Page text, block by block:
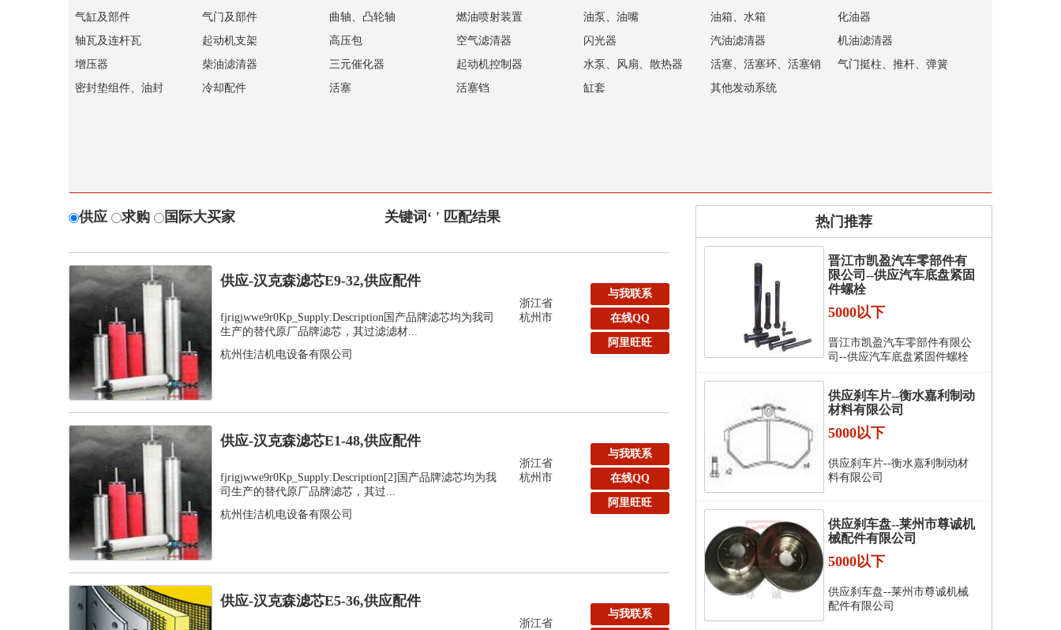
气缸及部件
气门及部件 曲轴、凸轮轴 燃油喷射装置 油泵、油嘴 油箱、水箱
化油器
轴瓦及连杆瓦
起动机支架 高压包 空气滤清器 闪光器 汽油滤清器
机油滤清器
增压器
柴油滤清器 三元催化器 起动机控制器 水泵、风扇、散热器 活塞、活塞环、活塞销
气门挺柱、推杆、弹簧
密封垫组件、油封
冷却配件 活塞 活塞铛 缸套 其他发动系统
供应 求购 国际大买家 关键词‘ ' 匹配结果
供应-汉克森滤芯E9-32,供应配件
fjrigjwwe9r0Kp_Supply:Description国产品牌滤芯均为我司
生产的替代原厂品牌滤芯，其过滤滤材...
杭州佳洁机电设备有限公司
浙江省
杭州市
与我联系
在线QQ
阿里旺旺
供应-汉克森滤芯E1-48,供应配件
fjrigjwwe9r0Kp_Supply:Description[2]国产品牌滤芯均为我
司生产的替代原厂品牌滤芯，其过...
杭州佳洁机电设备有限公司
浙江省
杭州市
与我联系
在线QQ
阿里旺旺
供应-汉克森滤芯E5-36,供应配件
浙江省
与我联系
热门推荐
晋江市凯盈汽车零部件有
限公司--供应汽车底盘紧固
件螺栓
5000以下
晋江市凯盈汽车零部件有限公
司--供应汽车底盘紧固件螺栓
供应刹车片--衡水嘉利制动
材料有限公司
5000以下
供应刹车片--衡水嘉利制动材
料有限公司
供应刹车盘--莱州市尊诚机
械配件有限公司
5000以下
供应刹车盘--莱州市尊诚机械
配件有限公司